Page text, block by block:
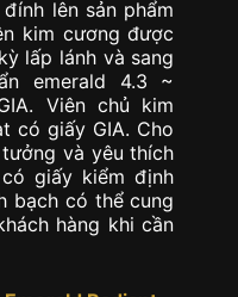
lên sản phẩm
kim cương được
lấp lánh và sang
emerald 4.3 ~
Viên chủ kim
có giấy GIA. Cho
và yêu thích
giấy kiểm định
bạch có thể cung
hàng khi cần